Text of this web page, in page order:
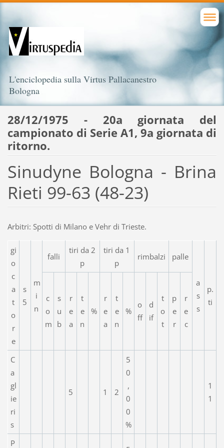
L'enciclopedia sulla Virtus Pallacanestro
Bologna
28/12/1975 - 20a giornata del
campionato di Serie A1, 9a giornata di
ritorno.
Sinudyne Bologna - Brina
Rieti 99-63 (48-23)
Arbitri: Spotti di Milano e Vehr di Trieste.
gi
o
c
a
t
o
r
e
s
5
m
i
n
falli
tiri da 2
p
tiri da 1
p
rimbalzi palle
a
s
s
p.
ti
c
o
m
s
u
b
r
e
a
t
e
n
%
r
e
a
t
e
n
%
o
ff
d
if
t
o
t
p
e
r
r
e
c
C
a
gl
ie
ri
s
5 1 2
5
0
,
0
0
%
1
1
P